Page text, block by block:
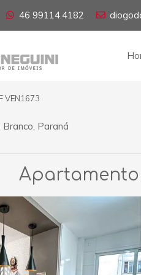
46 99114.4182
VEN1673
Paraná
Apartamento